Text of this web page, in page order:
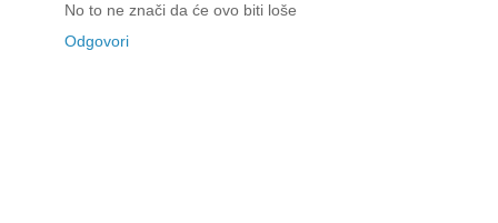
No to ne znači da će ovo biti loše
Odgovori